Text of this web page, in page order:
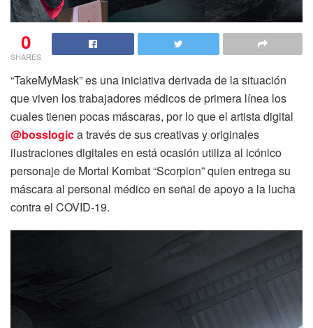
0
SHARES
“TakeMyMask” es una iniciativa derivada de la situación
que viven los trabajadores médicos de primera línea los
cuales tienen pocas máscaras, por lo que el artista digital
@bosslogica través de sus creativas y originales
ilustraciones digitales en está ocasión utiliza al icónico
personaje de Mortal Kombat “Scorpion” quien entrega su
máscara al personal médico en señal de apoyo a la lucha
contra el COVID-19.